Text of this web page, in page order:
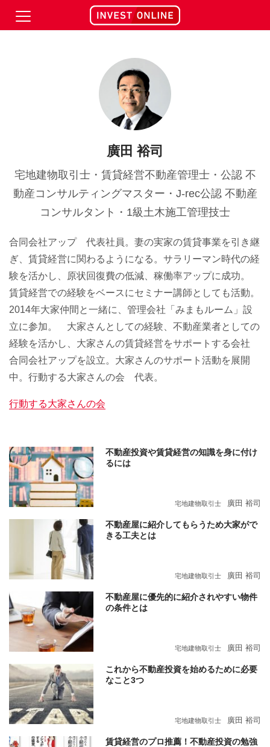
廣田 裕司
宅地建物取引士・賃貸経営不動産管理士・公認 不
動産コンサルティングマスター・J-rec公認 不動産
コンサルタント・1級土木施工管理技士
合同会社アップ 代表社員。妻の実家の賃貸事業を引き継
ぎ、賃貸経営に関わるようになる。サラリーマン時代の経
験を活かし、原状回復費の低減、稼働率アップに成功。
賃貸経営での経験をベースにセミナー講師としても活動。
2014年大家仲間と一緒に、管理会社「みまもルーム」設
立に参加。 大家さんとしての経験、不動産業者としての
経験を活かし、大家さんの賃貸経営をサポートする会社
合同会社アップを設立。大家さんのサポート活動を展開
中。行動する大家さんの会 代表。
行動する大家さんの会
不動産投資や賃貸経営の知識を身に付け
るには
宅地建物取引士 廣田 裕司
不動産屋に紹介してもらうため大家がで
きる工夫とは
宅地建物取引士 廣田 裕司
不動産屋に優先的に紹介されやすい物件
の条件とは
宅地建物取引士 廣田 裕司
これから不動産投資を始めるために必要
なこと3つ
宅地建物取引士 廣田 裕司
賃貸経営のプロ推薦！不動産投資の勉強